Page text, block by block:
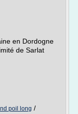
en Dordogne
de Sarlat
poil long /